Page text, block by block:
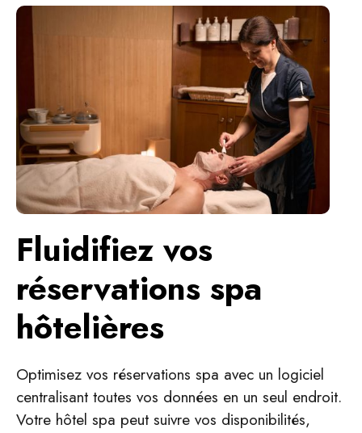
Fluidifiez vos
réservations spa
hôtelières
Optimisez vos réservations spa avec un logiciel
centralisant toutes vos données en un seul endroit.
Votre hôtel spa peut suivre vos disponibilités,